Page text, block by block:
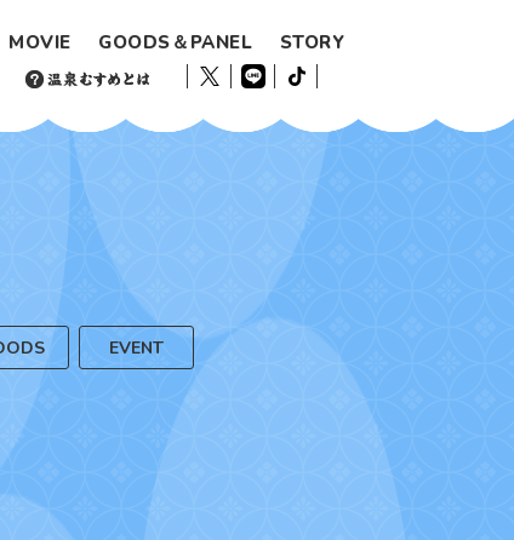
MOVIE GOODS＆PANEL
STORY
EVENT